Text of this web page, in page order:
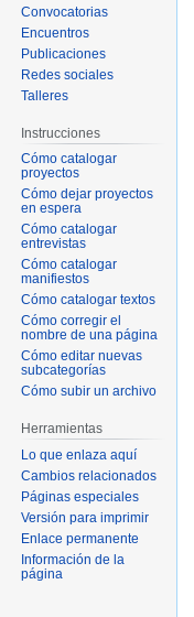
Convocatorias
Encuentros
Publicaciones
Redes sociales
Talleres
Instrucciones
Cómo catalogar
proyectos
Cómo dejar proyectos
en espera
Cómo catalogar
entrevistas
Cómo catalogar
manifiestos
Cómo catalogar textos
Cómo corregir el
nombre de una página
Cómo editar nuevas
subcategorías
Cómo subir un archivo
Herramientas
Lo que enlaza aquí
Cambios relacionados
Páginas especiales
Versión para imprimir
Enlace permanente
Información de la
página